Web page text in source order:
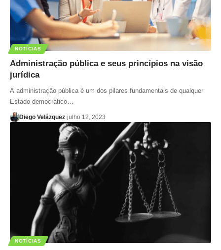
NOTÍCIAS
Administração pública e seus princípios na visão
jurídica
A administração pública é um dos pilares fundamentais de qualquer
Estado democrático…
Diego Velázquez julho 12, 2023
NOTÍCIAS